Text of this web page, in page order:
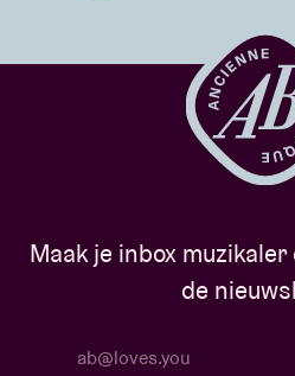
Maak je inbox
de